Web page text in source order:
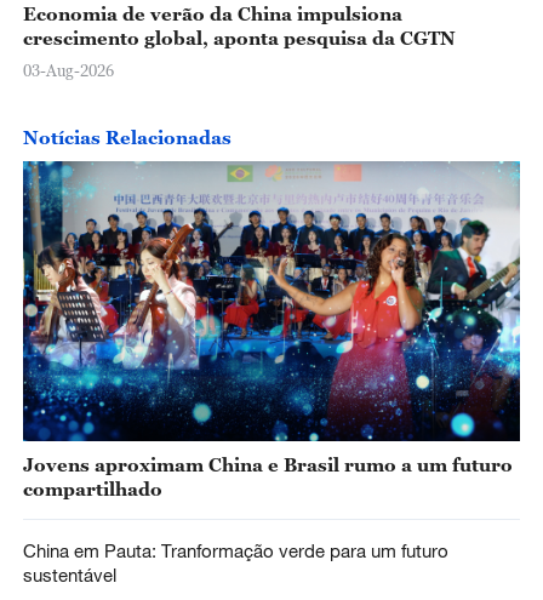
Economia de verão da China impulsiona
crescimento global, aponta pesquisa da CGTN
03-Aug-2026
Notícias Relacionadas
Jovens aproximam China e Brasil rumo a um futuro
compartilhado
China em Pauta: Tranformação verde para um futuro
sustentável